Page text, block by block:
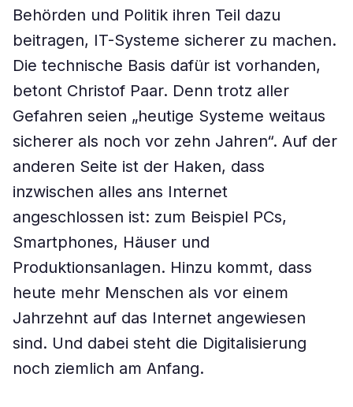
Behörden und Politik ihren Teil dazu
beitragen, IT-Systeme sicherer zu machen.
Die technische Basis dafür ist vorhanden,
betont Christof Paar. Denn trotz aller
Gefahren seien „heutige Systeme weitaus
sicherer als noch vor zehn Jahren“. Auf der
anderen Seite ist der Haken, dass
inzwischen alles ans Internet
angeschlossen ist: zum Beispiel PCs,
Smartphones, Häuser und
Produktionsanlagen. Hinzu kommt, dass
heute mehr Menschen als vor einem
Jahrzehnt auf das Internet angewiesen
sind. Und dabei steht die Digitalisierung
noch ziemlich am Anfang.